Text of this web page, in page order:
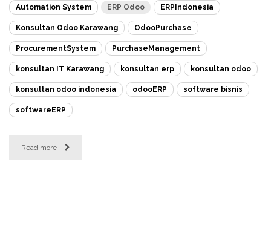
Automation System ERP Odoo ERPIndonesia
Konsultan Odoo Karawang OdooPurchase
ProcurementSystem PurchaseManagement
konsultan IT Karawang konsultan erp konsultan odoo
konsultan odoo indonesia odooERP software bisnis
softwareERP
Read more